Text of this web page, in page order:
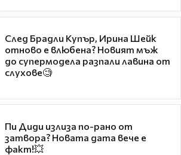
След Брадли Купър, Ирина Шейк
отново е влюбена? Новият мъж
до супермодела разпали лавина от
слухове🧐
Пи Диди излиза по-рано от
затвора? Новата дата вече е
факт!💥